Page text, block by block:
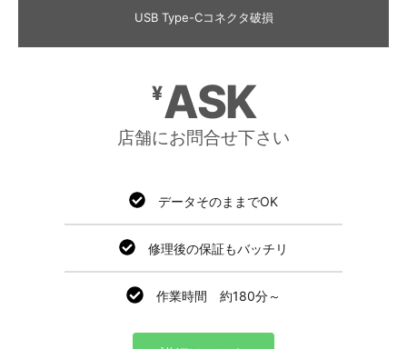
USB Type-Cコネクタ破損
¥ASK
店舗にお問合せ下さい
データそのままでOK
修理後の保証もバッチリ
作業時間 約180分～